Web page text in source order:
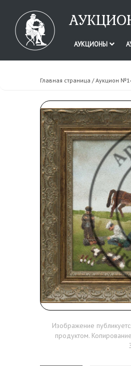
АУКЦИОНЫ
Главная страница /Аукцион
Изображение
продуктом.